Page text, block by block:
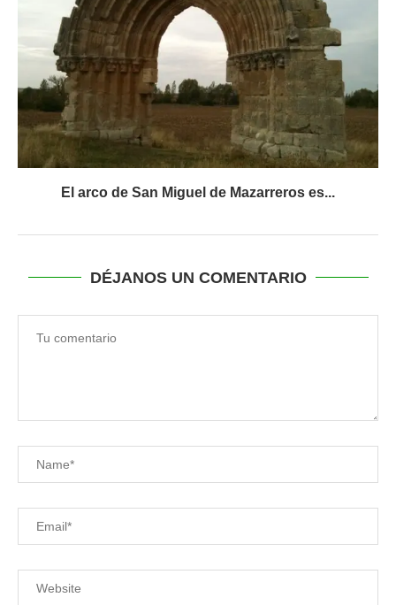
El arco de San Miguel de Mazarreros es...
DÉJANOS UN COMENTARIO